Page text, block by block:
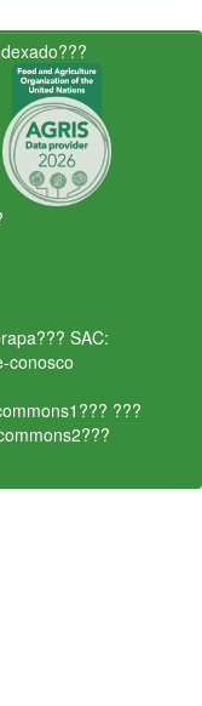
SAC:
conosco
???